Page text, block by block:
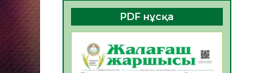
06.08.2026
38 0
ҚОҒАМДЫҚ БЕЛСЕНДІЛІК –
ЕЛ ДАМУЫНЫҢ НЕГІЗІ
06.08.2026
35
PDF нұсқа